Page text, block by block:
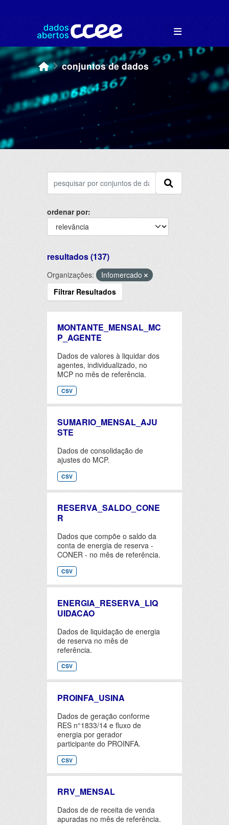
conjuntos de dados
ordenar por
resultados (137)
Organizações:
Infomercado
Filtrar Resultados
MONTANTE_MENSAL_MC
P_AGENTE
Dados de valores à liquidar dos
agentes, individualizado, no
MCP no mês de referência.
CSV
SUMARIO_MENSAL_AJU
STE
Dados de consolidação de
ajustes do MCP.
CSV
RESERVA_SALDO_CONE
R
Dados que compõe o saldo da
conta de energia de reserva -
CONER - no mês de referência.
CSV
ENERGIA_RESERVA_LIQ
UIDACAO
Dados de liquidação de energia
de reserva no mês de
referência.
CSV
PROINFA_USINA
Dados de geração conforme
RES n°1833/14 e fluxo de
energia por gerador
participante do PROINFA.
CSV
RRV_MENSAL
Dados de de receita de venda
apuradas no mês de referência.